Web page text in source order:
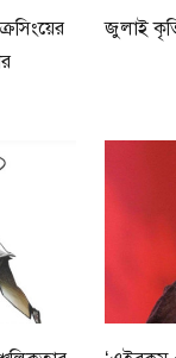
জুলাই